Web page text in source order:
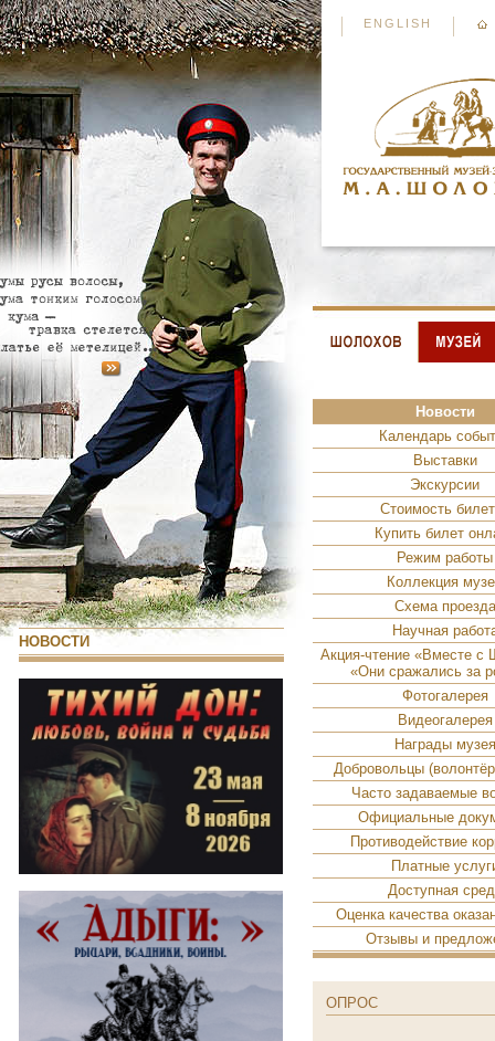
ENGLISH
НОВОСТИ
Новости
Календарь
Выставки
Экскурсии
Стоимость
Купить билет
Режим работы
Коллекция
Схема проезда
Научная
Акция-чтение «Вместе
«Они сражались за
Фотогалерея
Видеогалерея
Награды музея
Добровольцы
Часто задаваемые
Официальные
Противодействие
Платные
Доступная
Оценка качества
Отзывы и
ОПРОС